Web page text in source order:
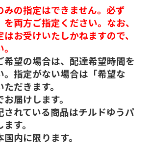
の指定はできません。必ず
を両方ご指定ください。なお、
お受けいたしかねますので、
望の場合は、配達希望時間を
。指定がない場合は「希望な
だきます。
届けします。
れている商品はチルドゆうパ
す。
内に限ります。